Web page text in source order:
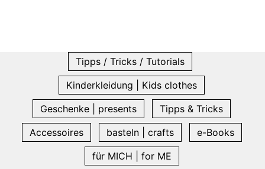
Tipps / Tricks / Tutorials
Kinderkleidung | Kids clothes
Geschenke | presents
Tipps & Tricks
Accessoires
basteln | crafts
e-Books
für MICH | for ME